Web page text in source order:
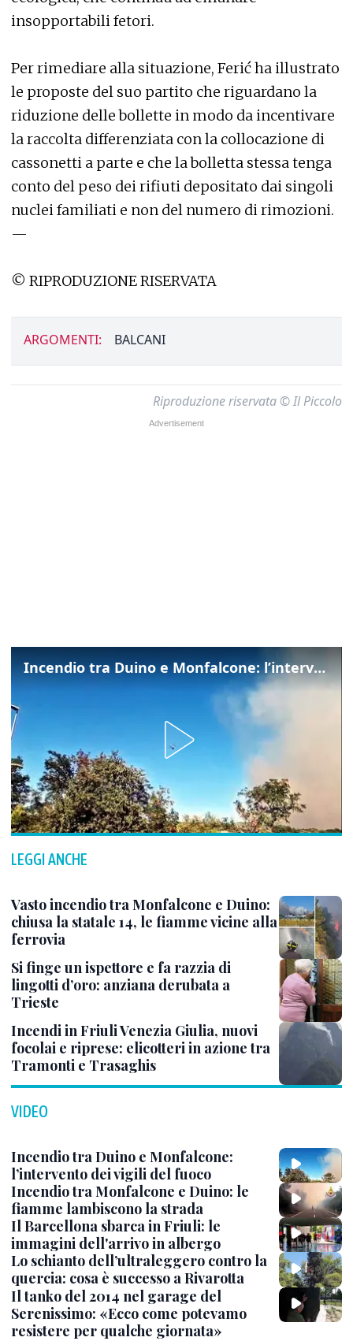
insopportabili fetori.
Per rimediare alla situazione, Ferić ha illustrato
le proposte del suo partito che riguardano la
riduzione delle bollette in modo da incentivare
la raccolta differenziata con la collocazione di
cassonetti a parte e che la bolletta stessa tenga
conto del peso dei rifiuti depositato dai singoli
nuclei familiati e non del numero di rimozioni.
—
© RIPRODUZIONE RISERVATA
ARGOMENTI: BALCANI
Riproduzione riservata © Il Piccolo
Incendio tra Duino e Monfalcone: l’intervento dei vigili del fuoco
LEGGI ANCHE
Vasto incendio tra Monfalcone e Duino:
chiusa la statale 14, le fiamme vicine alla
ferrovia
Si finge un ispettore e fa razzia di
lingotti d’oro: anziana derubata a
Trieste
Incendi in Friuli Venezia Giulia, nuovi
focolai e riprese: elicotteri in azione tra
Tramonti e Trasaghis
VIDEO
Incendio tra Duino e Monfalcone:
l’intervento dei vigili del fuoco
Incendio tra Monfalcone e Duino: le
fiamme lambiscono la strada
Il Barcellona sbarca in Friuli: le
immagini dell'arrivo in albergo
Lo schianto dell’ultraleggero contro la
quercia: cosa è successo a Rivarotta
Il tanko del 2014 nel garage del
Serenissimo: «Ecco come potevamo
resistere per qualche giornata»